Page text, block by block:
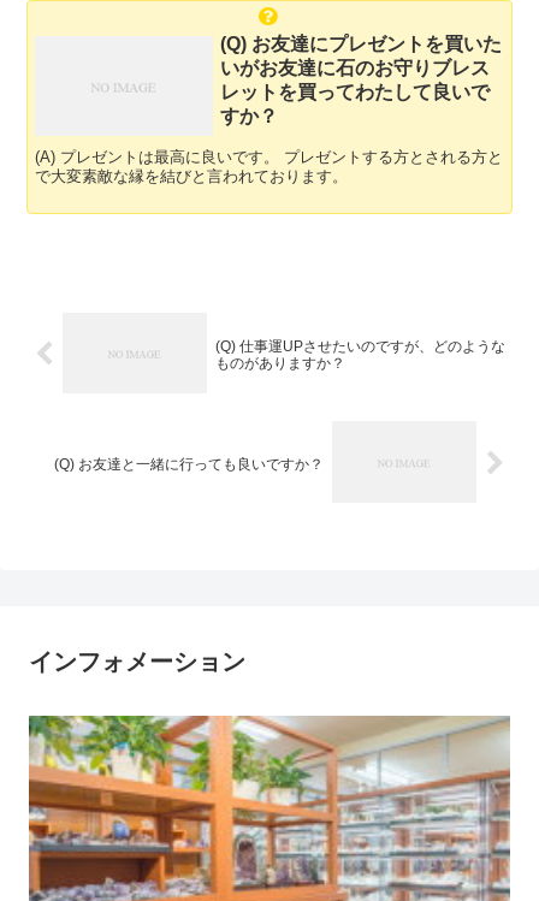
(Q) お友達にプレゼントを買いた
いがお友達に石のお守りブレス
レットを買ってわたして良いで
すか？
(A) プレゼントは最高に良いです。 プレゼントする方とされる方と
で大変素敵な縁を結びと言われております。
(Q) 仕事運UPさせたいのですが、どのような
ものがありますか？
(Q) お友達と一緒に行っても良いですか？
インフォメーション